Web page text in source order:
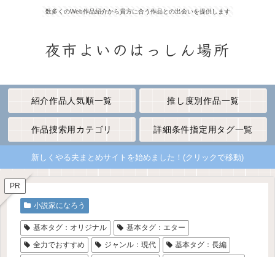
数多くのWeb作品紹介から貴方に合う作品との出会いを提供します
夜市よいのはっしん場所
紹介作品人気順一覧 推し度別作品一覧
作品捜索用カテゴリ 詳細条件指定用タグ一覧
新しくやる夫まとめサイトを始めました！(クリックで移動)
PR
小説家になろう
基本タグ：オリジナル
基本タグ：エター
全力でおすすめ
ジャンル：現代
基本タグ：長編